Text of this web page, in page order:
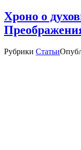
Хроно о
Рубрики Статьи